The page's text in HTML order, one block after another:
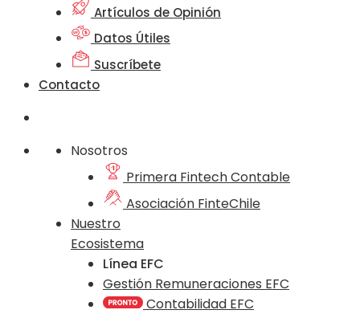
Artículos de Opinión
Datos Útiles
Suscríbete
Contacto
Nosotros
Primera Fintech Contable
Asociación FinteChile
Nuestro
Ecosistema
Línea EFC
Gestión Remuneraciones EFC
Contabilidad EFC